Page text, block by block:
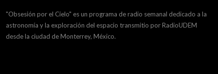
"Obsesión por el Cielo" es un programa de radio semanal dedicado a la
astronomía y la exploración del espacio transmitio por RadioUDEM
desde la ciudad de Monterrey, México.